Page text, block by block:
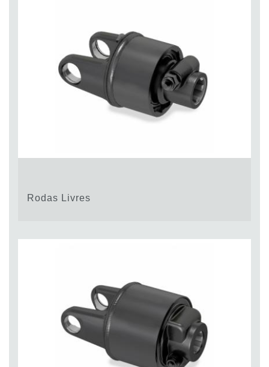
Rodas Livres